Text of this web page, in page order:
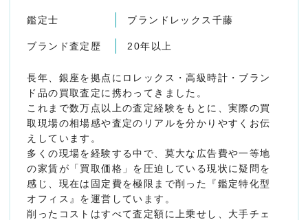
鑑定士 ブランドレックス千藤
ブランド査定歴 20年以上
長年、銀座を拠点にロレックス・高級時計・ブラン
ド品の買取査定に携わってきました。
これまで数万点以上の査定経験をもとに、実際の買
取現場の相場感や査定のリアルを分かりやすくお伝
えしています。
多くの現場を経験する中で、莫大な広告費や一等地
の家賃が「買取価格」を圧迫している現状に疑問を
感じ、現在は固定費を極限まで削った『鑑定特化型
オフィス』を運営しています。
削ったコストはすべて査定額に上乗せし、大手チェ